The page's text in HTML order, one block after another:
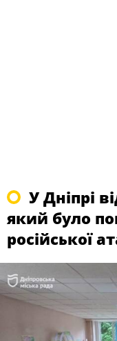
У Дніпрі
який було
російської